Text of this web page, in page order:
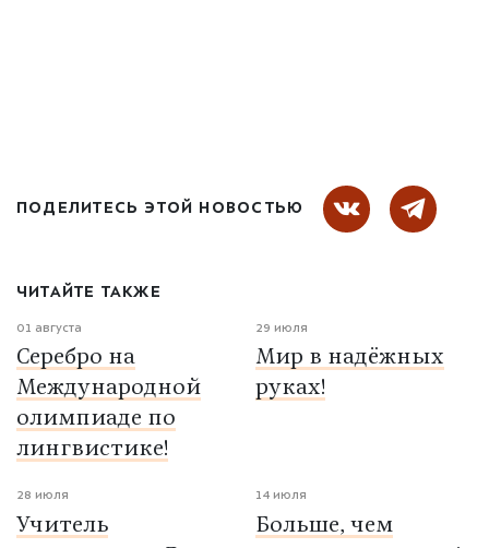
ПОДЕЛИТЕСЬ ЭТОЙ НОВОСТЬЮ
ЧИТАЙТЕ ТАКЖЕ
01 августа
Серебро на
Международной
олимпиаде по
лингвистике!
29 июля
Мир в надёжных
руках!
28 июля
Учитель
14 июля
Больше, чем